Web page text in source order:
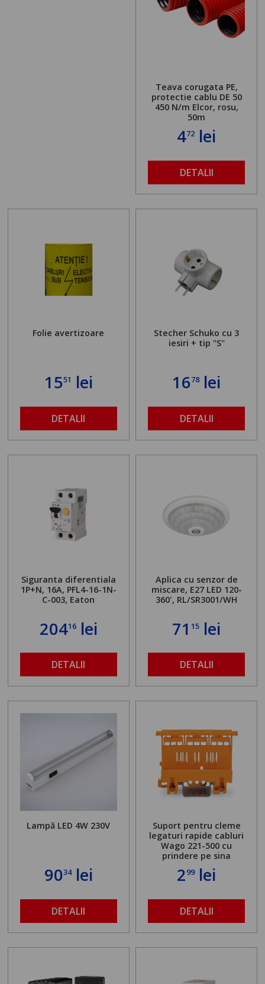
Teava corugata PE,
protectie cablu DE 50
450 N/m Elcor, rosu,
50m
472 lei
DETALII
Folie avertizoare
1551 lei
DETALII
Stecher Schuko cu 3
iesiri + tip "S"
1678lei
DETALII
Siguranta diferentiala
1P+N, 16A, PFL4-16-1N-
C-003, Eaton
20416lei
DETALII
Aplica cu senzor de
miscare, E27 LED 120-
360', RL/SR3001/WH
7115 lei
DETALII
Lampă LED 4W 230V
9034lei
DETALII
Suport pentru cleme
legaturi rapide cabluri
Wago 221-500 cu
prindere pe sina
299lei
DETALII